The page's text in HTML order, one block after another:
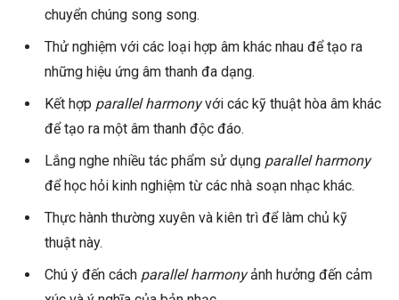
chuyển chúng song song.
Thử nghiệm với các loại hợp âm khác nhau để tạo ra
những hiệu ứng âm thanh đa dạng.
Kết hợp parallel harmonyvới các kỹ thuật hòa âm khác
để tạo ra một âm thanh độc đáo.
Lắng nghe nhiều tác phẩm sử dụng parallel harmony
để học hỏi kinh nghiệm từ các nhà soạn nhạc khác.
Thực hành thường xuyên và kiên trì để làm chủ kỹ
thuật này.
Chú ý đến cách parallel harmonyảnh hưởng đến cảm